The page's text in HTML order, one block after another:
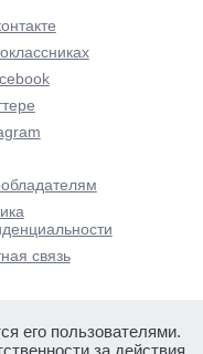
связь
его пользователями.
за действия